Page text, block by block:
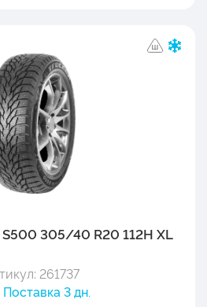
305/40 R20 112H XL
261737
3 дн.